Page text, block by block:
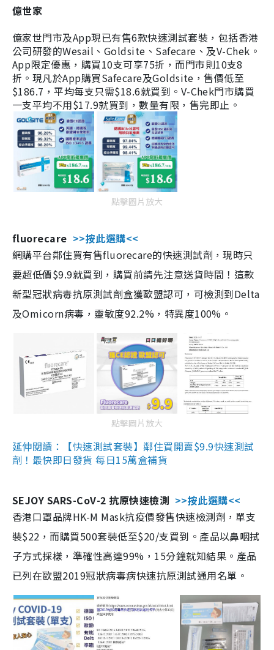
億世家
億家世門市及App現已有售6款快速測試套裝，包括香港
公司研發的Wesail、Goldsite、Safecare、及V-Chek。
App限定優惠，購買10支可享75折，而門市則10支8
折。現凡於App購買Safecare及Goldsite，售價低至
$186.7，平均每支只需$18.6就買到。V-Chek門市購買
一支平均不用$17.9就買到，數量有限，售完即止。
點擊圖片放大
fluorecare >>按此選購<<
網購平台鄰住買有售fluorecare的快速測試劑，現時只
要超低價$9.9就買到，購買前請先注意送貨時間！這款
新型冠狀病毒抗原測試劑盒獲歐盟認可，可檢測到Delta
及Omicorn病毒，靈敏度92.2%，特異度100%。
點擊圖片放大
延伸閱讀：【快速測試套裝】鄰住買開賣$9.9快速測試
劑！最快即日發貨 每日15萬盒補貨
SEJOY SARS-CoV-2 抗原快速檢測 >>按此選購<<
香港口罩品牌HK-M Mask抗疫價發售快速檢測劑，單支
裝$22，而購買500套裝低至$20/支買到。產品以鼻咽拭
子方式採樣，準確性高達99%，15分鐘就知結果。產品
已列在歐盟2019冠狀病毒病快速抗原測試通用名單。